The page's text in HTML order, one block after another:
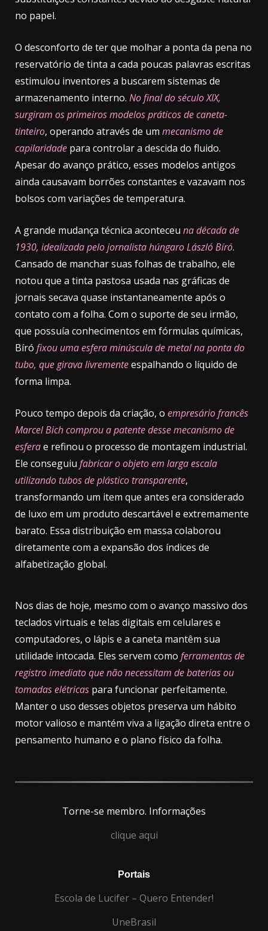
no papel.
O desconforto de ter que molhar a ponta da pena no
reservatório de tinta a cada poucas palavras escritas
estimulou inventores a buscarem sistemas de
armazenamento interno. No final do século XIX,
surgiram os primeiros modelos práticos de caneta-
tinteiro, operando através de um mecanismo de
capilaridade para controlar a descida do fluido.
Apesar do avanço prático, esses modelos antigos
ainda causavam borrões constantes e vazavam nos
bolsos com variações de temperatura.
A grande mudança técnica aconteceu na década de
1930, idealizada pelo jornalista húngaro László Bíró.
Cansado de manchar suas folhas de trabalho, ele
notou que a tinta pastosa usada nas gráficas de
jornais secava quase instantaneamente após o
contato com a folha. Com o suporte de seu irmão,
que possuía conhecimentos em fórmulas químicas,
Bíró fixou uma esfera minúscula de metal na ponta do
tubo, que girava livrementeespalhando o líquido de
forma limpa.
Pouco tempo depois da criação, o empresário francês
Marcel Bich comprou a patente desse mecanismo de
esferae refinou o processo de montagem industrial.
Ele conseguiu fabricar o objeto em larga escala
utilizando tubos de plástico transparente,
transformando um item que antes era considerado
de luxo em um produto descartável e extremamente
barato. Essa distribuição em massa colaborou
diretamente com a expansão dos índices de
alfabetização global.
Nos dias de hoje, mesmo com o avanço massivo dos
teclados virtuais e telas digitais em celulares e
computadores, o lápis e a caneta mantêm sua
utilidade intocada. Eles servem como ferramentas de
registro imediato que não necessitam de baterias ou
tomadas elétricas para funcionar perfeitamente.
Manter o uso desses objetos preserva um hábito
motor valioso e mantém viva a ligação direta entre o
pensamento humano e o plano físico da folha.
Torne-se membro. Informações
clique aqui
Portais
Escola de Lucifer – Quero Entender!
UneBrasil